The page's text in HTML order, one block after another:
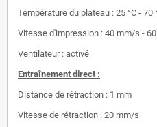
Température du plateau : 25 °C - 70
Vitesse d'impression : 40 mm/s -
Ventilateur : activé
Entraînement direct :
Distance de rétraction : 1 mm
Vitesse de rétraction : 20 mm/s